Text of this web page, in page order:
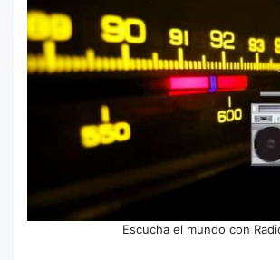
Escucha el mundo con